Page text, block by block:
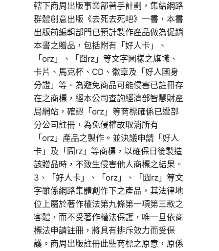
轄下商周出版事業部著手計劃，集結網路
群體創意出版《去死去死吧》一書，本書
出版前編輯部門已預計製作產品做為促銷
本書之贈品，包括附有「好人卡」、
「orz」、「囧rz」等文字圖樣之旗幟、
卡片、馬克杯、CD、徽章及「好人國身
分證」等。為避免商品可能侵害已註冊存
在之商標，經本公司查詢經濟部智慧財產
局網站，確認「orz」等商標確係已遭部
分公司註冊，為免侵權故取消所有
「orz」產品之製作。並決議申請「好人
卡」及「囧rz」等商標，以確保日後製造
該贈品時，不致生侵害他人商標之結果。
3、「好人卡」、「orz」、「囧rz」等文
字雖係網路集體創作下之產品，其法律地
位上屬於著作權法第九條第一項第三款之
客體，而不受著作權法保護，唯一旦依商
標法申請註冊，將具有排斥效力而受保
護。商周出版註冊此些商標之原意，原係